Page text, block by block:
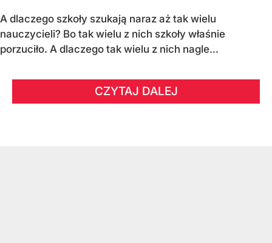
A dlaczego szkoły szukają naraz aż tak wielu
nauczycieli? Bo tak wielu z nich szkoły właśnie
porzuciło. A dlaczego tak wielu z nich nagle...
CZYTAJ DALEJ